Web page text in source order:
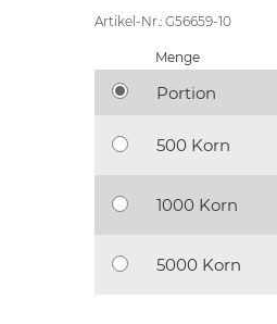
Artikel-Nr.: G56659-10
Menge
Portion
500 Korn
1000 Korn
5000 Korn